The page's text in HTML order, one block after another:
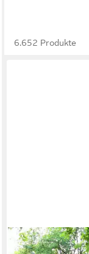
6.652 Produkte